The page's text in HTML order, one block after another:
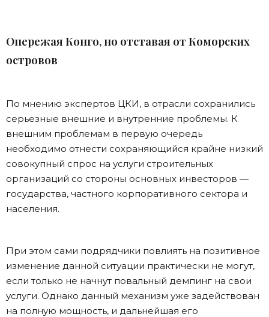
Опережая Конго, но отставая от Коморских
островов
По мнению экспертов ЦКИ, в отрасли сохранились
серьезные внешние и внутренние проблемы. К
внешним проблемам в первую очередь
необходимо отнести сохраняющийся крайне низкий
совокупный спрос на услуги строительных
организаций со стороны основных инвесторов —
государства, частного корпоративного сектора и
населения.
При этом сами подрядчики повлиять на позитивное
изменение данной ситуации практически не могут,
если только не начнут повальный демпинг на свои
услуги. Однако данный механизм уже задействован
на полную мощность, и дальнейшая его